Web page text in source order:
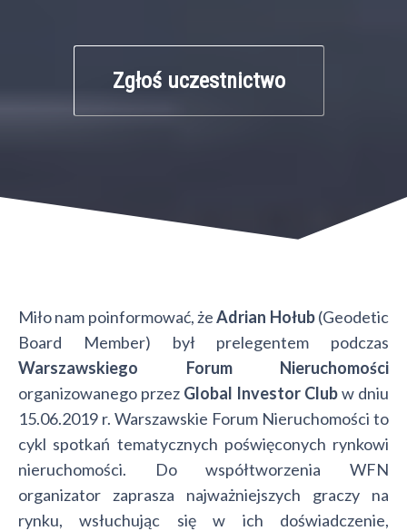
Zgłoś uczestnictwo
Miło nam poinformować, żeAdrian Hołub(Geodetic
Board Member) był prelegentem podczas
Warszawskiego Forum Nieruchomości
organizowanego przez Global Investor Clubw dniu
15.06.2019 r. Warszawskie Forum Nieruchomości to
cykl spotkań tematycznych poświęconych rynkowi
nieruchomości. Do współtworzenia WFN
organizator zaprasza najważniejszych graczy na
rynku, wsłuchując się w ich doświadczenie,